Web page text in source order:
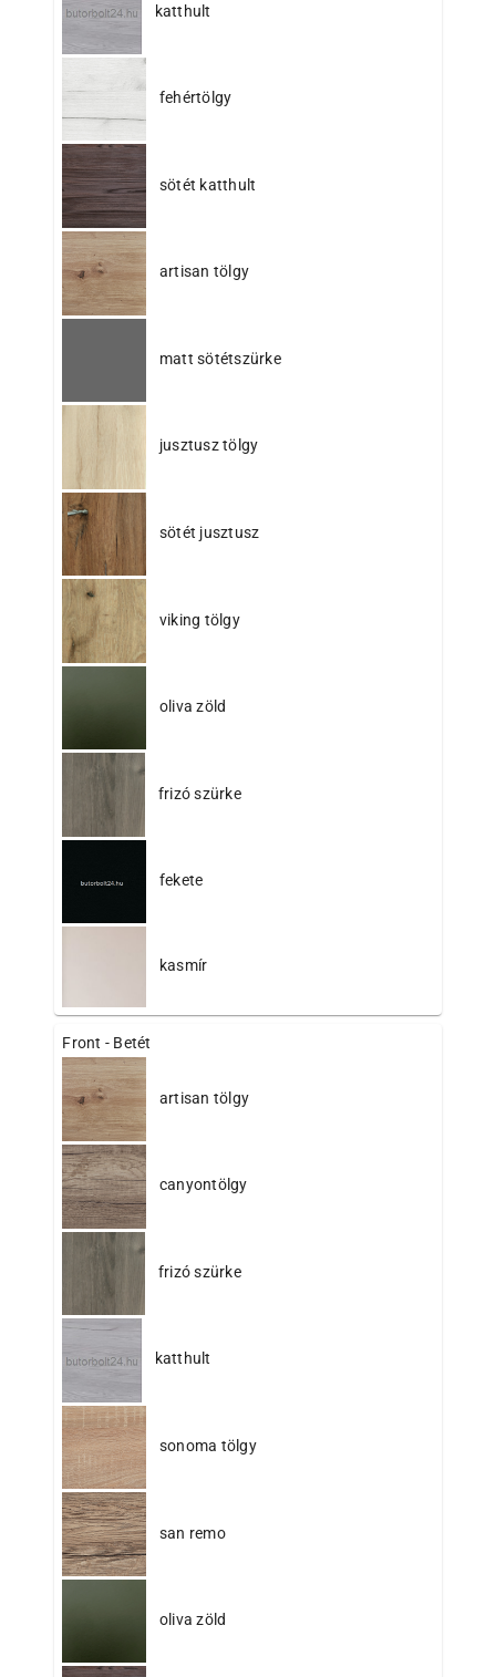
katthult
fehértölgy
sötét katthult
artisan tölgy
matt sötétszürke
jusztusz tölgy
sötét jusztusz
viking tölgy
oliva zöld
frizó szürke
fekete
kasmír
Front - Betét
artisan tölgy
canyontölgy
frizó szürke
katthult
sonoma tölgy
san remo
oliva zöld